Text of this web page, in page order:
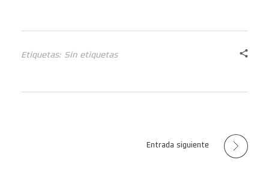
Etiquetas: Sin etiquetas
Entrada siguiente